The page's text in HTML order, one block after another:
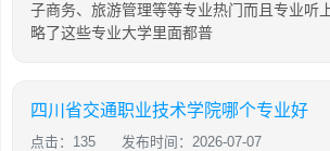
子商务、旅游管理等等专业热门而且专业听
略了这些专业大学里面都普
四川省交通职业技术学院哪个专业好
点击：135 发布时间：2026-07-07